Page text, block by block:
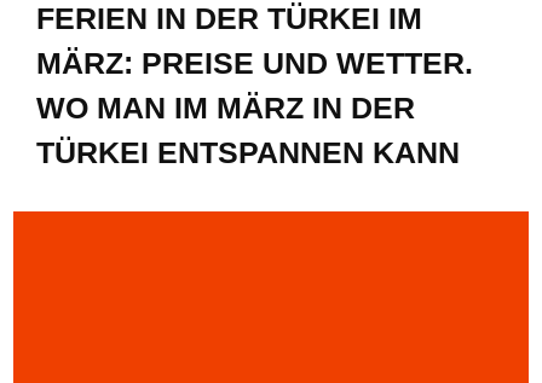
FERIEN IN DER TÜRKEI IM
MÄRZ: PREISE UND WETTER.
WO MAN IM MÄRZ IN DER
TÜRKEI ENTSPANNEN KANN